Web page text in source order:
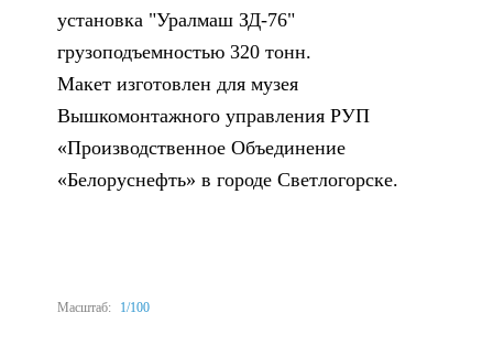
установка "Уралмаш ЗД-76"
грузоподъемностью 320 тонн.
Макет изготовлен для музея
Вышкомонтажного управления РУП
«Производственное Объединение
«Белоруснефть» в городе Светлогорске.
Масштаб: 1/100